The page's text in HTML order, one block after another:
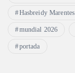
Hasbreidy Marentes
mundial 2026
portada